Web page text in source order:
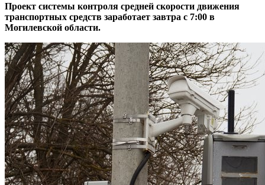
Проект системы контроля средней скорости движения
транспортных средств заработает завтра с 7:00 в
Могилевской области.